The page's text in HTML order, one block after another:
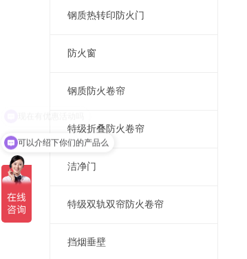
钢质热转印防火门
防火窗
钢质防火卷帘
特级折叠防火卷帘
洁净门
特级双轨双帘防火卷帘
挡烟垂壁
可以介绍下你们的产品么